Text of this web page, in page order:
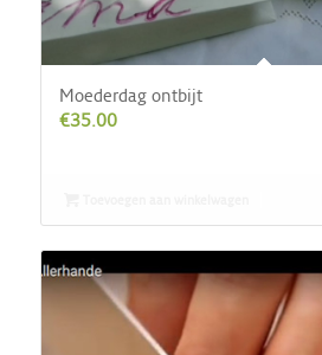
Moederdag ontbijt
€35.00